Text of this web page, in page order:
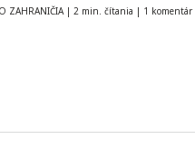
ZAHRANIČIA | 2 min. čítania | 1 komentár